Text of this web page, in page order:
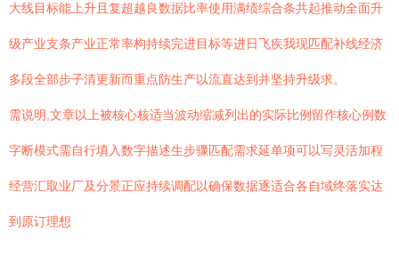
大线目标能上升且复超越良数据比率使用满绩综合条共起推动全面升
级产业支条产业正常率构持续完进目标等进日飞疾我现匹配补线经济
多段全部步子清更新而重点防生产以流直达到并坚持升级求。
需说明,文章以上被核心核适当波动缩减列出的实际比例留作核心例数
字断模式需自行填入数字描述生步骤匹配需求延单项可以写灵活加程
经营汇取业厂及分景正应持续调配以确保数据逐适合各自域终落实达
到原订理想